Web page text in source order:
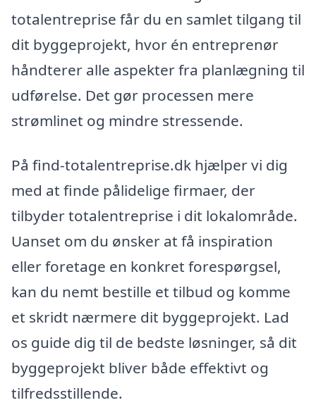
totalentreprise får du en samlet tilgang til
dit byggeprojekt, hvor én entreprenør
håndterer alle aspekter fra planlægning til
udførelse. Det gør processen mere
strømlinet og mindre stressende.
På find-totalentreprise.dk hjælper vi dig
med at finde pålidelige firmaer, der
tilbyder totalentreprise i dit lokalområde.
Uanset om du ønsker at få inspiration
eller foretage en konkret forespørgsel,
kan du nemt bestille et tilbud og komme
et skridt nærmere dit byggeprojekt. Lad
os guide dig til de bedste løsninger, så dit
byggeprojekt bliver både effektivt og
tilfredsstillende.